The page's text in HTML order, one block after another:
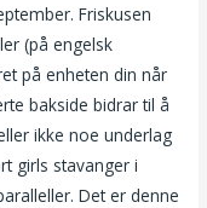
Friskusen
(på engelsk
på enheten din når
bakside bidrar til å
ikke noe underlag
girls stavanger i
Det er denne